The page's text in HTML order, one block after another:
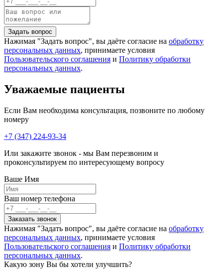
Нажимая "Задать вопрос", вы даёте согласие на обработку
персональных данных, принимаете условия
Пользовательского соглашения и Политику обработки
персональных данных.
Уважаемые пациенты
Если Вам необходима консультация, позвоните по любому
номеру
+7 (347) 224-93-34
Или закажите звонок - мы Вам перезвоним и
проконсультируем по интересующему вопросу
Ваше Имя
Ваш номер телефона
Нажимая "Задать вопрос", вы даёте согласие на обработку
персональных данных, принимаете условия
Пользовательского соглашения и Политику обработки
персональных данных.
Какую зону Вы бы хотели улучшить?